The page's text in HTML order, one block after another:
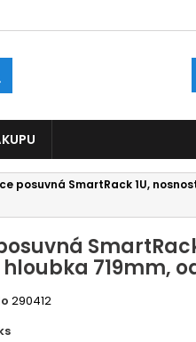
posuvná SmartRack 1U,
hloubka 719mm,
290412